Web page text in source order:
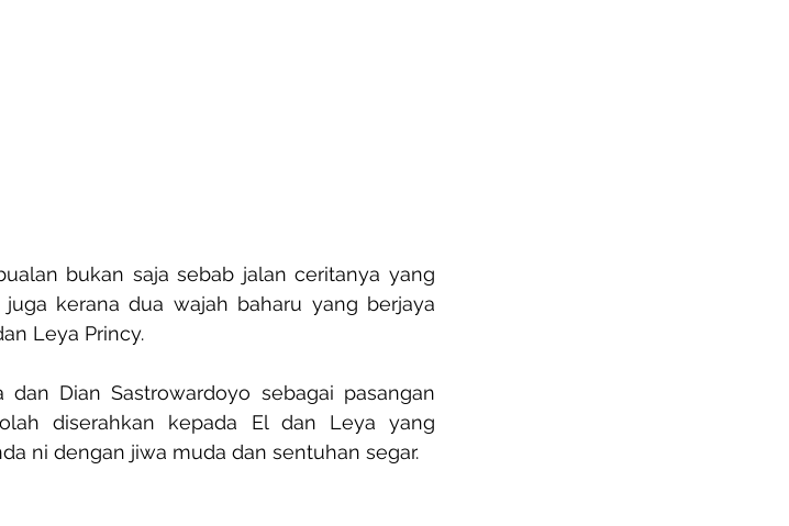
bukan saja sebab jalan ceritanya yang
kerana dua wajah baharu yang berjaya
Leya Princy.
Dian Sastrowardoyo sebagai pasangan
diserahkan kepada El dan Leya yang
ni dengan jiwa muda dan sentuhan segar.